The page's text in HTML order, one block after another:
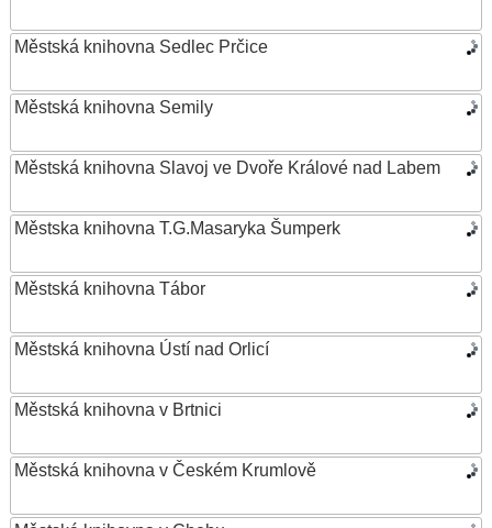
Městská knihovna Sedlec Prčice
Městská knihovna Semily
Městská knihovna Slavoj ve Dvoře Králové nad Labem
Městska knihovna T.G.Masaryka Šumperk
Městská knihovna Tábor
Městská knihovna Ústí nad Orlicí
Městská knihovna v Brtnici
Městská knihovna v Českém Krumlově